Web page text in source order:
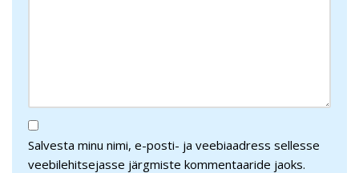
Salvesta minu nimi, e-posti- ja veebiaadress sellesse
veebilehitsejasse järgmiste kommentaaride jaoks.